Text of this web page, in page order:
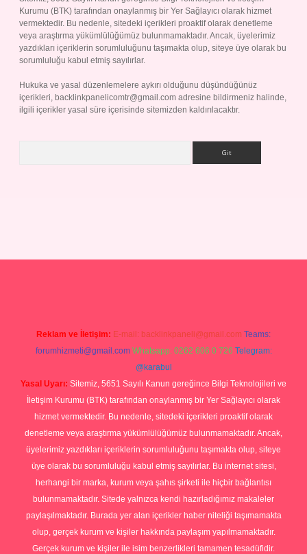
Kurumu (BTK) tarafından onaylanmış bir Yer Sağlayıcı olarak hizmet
vermektedir. Bu nedenle, sitedeki içerikleri proaktif olarak denetleme
veya araştırma yükümlülüğümüz bulunmamaktadır. Ancak, üyelerimiz
yazdıkları içeriklerin sorumluluğunu taşımakta olup, siteye üye olarak bu
sorumluluğu kabul etmiş sayılırlar.
Hukuka ve yasal düzenlemelere aykırı olduğunu düşündüğünüz
içerikleri, backlinkpanelicomtr@gmail.com adresine bildirmeniz halinde,
ilgili içerikler yasal süre içerisinde sitemizden kaldırılacaktır.
Reklam ve İletişim: E-mail: backlinkpaneli@gmail.com Teams:
forumhizmeti@gmail.com Whatsapp: 0262 606 0 726 Telegram:
@karabul
Yasal Uyarı: Sitemiz, 5651 Sayılı Kanun gereğince Bilgi Teknolojileri ve
İletişim Kurumu (BTK) tarafından onaylanmış bir Yer Sağlayıcı olarak
hizmet vermektedir. Bu nedenle, sitedeki içerikleri proaktif olarak
denetleme veya araştırma yükümlülüğümüz bulunmamaktadır. Ancak,
üyelerimiz yazdıkları içeriklerin sorumluluğunu taşımakta olup, siteye
üye olarak bu sorumluluğu kabul etmiş sayılırlar. Bu internet sitesi,
herhangi bir marka, kurum veya şahıs şirketi ile hiçbir bağlantısı
bulunmamaktadır. Sitede yalnızca kendi hazırladığımız makaleler
paylaşılmaktadır. Burada yer alan içerikler haber niteliği taşımamakta
olup, gerçek kurum ve kişiler hakkında paylaşım yapılmamaktadır.
Gerçek kurum ve kişiler ile isim benzerlikleri tamamen tesadüfidir.